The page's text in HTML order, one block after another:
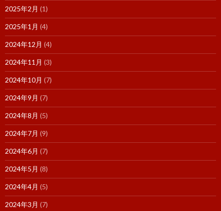
2025年2月 (1)
2025年1月 (4)
2024年12月 (4)
2024年11月 (3)
2024年10月 (7)
2024年9月 (7)
2024年8月 (5)
2024年7月 (9)
2024年6月 (7)
2024年5月 (8)
2024年4月 (5)
2024年3月 (7)